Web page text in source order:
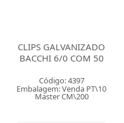
CLIPS GALVANIZADO
BACCHI 6/0 COM 50
Código: 4397
Embalagem: Venda PT\10
Master CM\200